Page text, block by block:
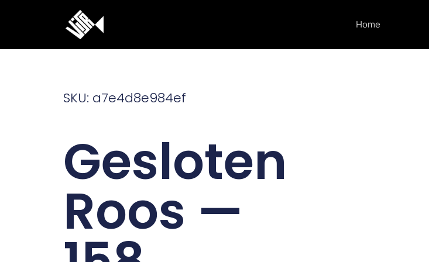
inhoud
Home
SKU: a7e4d8e984ef
Gesloten
Roos —